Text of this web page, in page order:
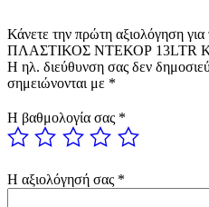
Κάνετε την πρώτη αξιολόγηση
ΠΛΑΣΤΙΚΟΣ ΝΤΕΚΟΡ 13LTR
Η ηλ. διεύθυνση σας δεν
σημειώνονται με *
Η βαθμολογία σας *
Η αξιολόγησή σας *